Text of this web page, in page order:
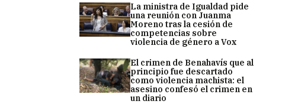
La ministra de Igualdad pide
una reunión con Juanma
Moreno tras la cesión de
competencias sobre
violencia de género a Vox
El crimen de Benahavís que al
principio fue descartado
como violencia machista: el
asesino confesó el crimen en
un diario